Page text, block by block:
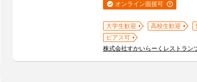
オンライン面接可
大学生歓迎 高校生歓迎
ピアス可
株式会社すかいらーくレストラン